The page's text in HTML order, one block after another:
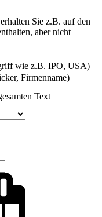
Sie z.B. auf den
aber nicht
wie z.B. IPO, USA)
Firmenname)
Text